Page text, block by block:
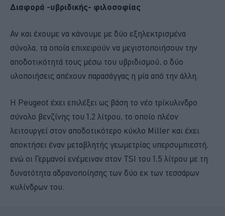
Διαφορά -υβριδικής- φιλοσοφίας
Αν και έχουμε να κάνουμε με δύο εξηλεκτρισμένα
σύνολα, τα οποία επιχειρούν να μεγιστοποιήσουν την
αποδοτικότητά τους μέσω του υβριδισμού, ο δύο
υλοποιήσεις απέχουν παρασάγγας η μία από την άλλη.
Η Peugeot έχει επιλέξει ως βάση το νέο τρίκυλινδρο
σύνολο βενζίνης του 1,2 λίτρου, το οποίο πλέον
λειτουργεί στον αποδοτικότερο κύκλο Miller και έχει
αποκτήσει έναν μεταβλητής γεωμετρίας υπερσυμπιεστή,
ενώ οι Γερμανοί ενέμειναν στον TSI του 1,5 λίτρου με τη
δυνατότητα αδρανοποίησης των δύο εκ των τεσσάρων
κυλίνδρων του.